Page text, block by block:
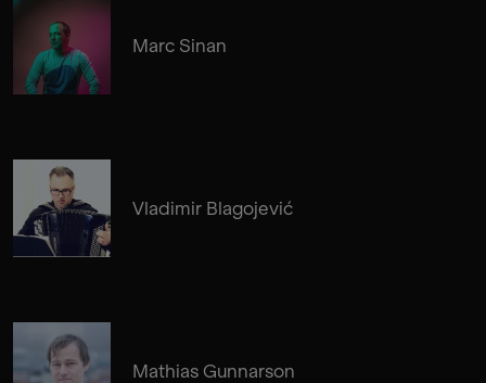
Marc Sinan
Vladimir Blagojević
Mathias Gunnarson